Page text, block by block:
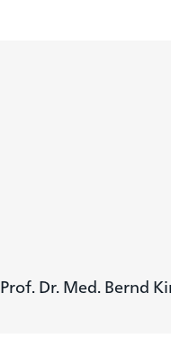
Prof. Dr. Med. Bernd